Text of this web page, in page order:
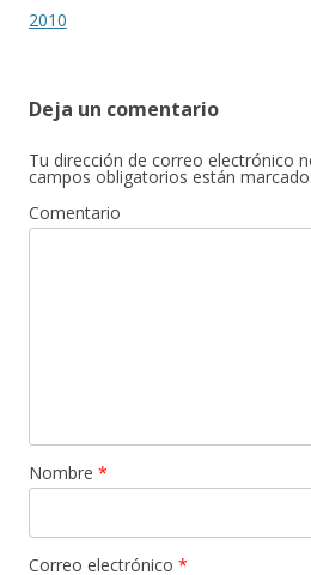
2010
Deja un comentario
Tu dirección de correo electrónico
campos obligatorios están
Comentario
Nombre *
Correo electrónico *